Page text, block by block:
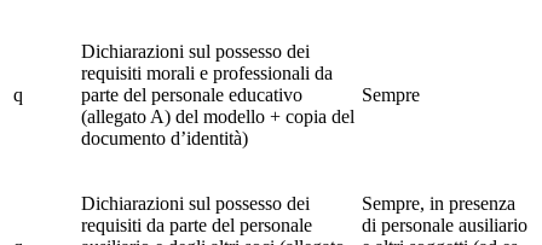
q
Dichiarazioni sul possesso dei
requisiti morali e professionali da
parte del personale educativo
(allegato A) del modello + copia del
documento d’identità)
Sempre
Dichiarazioni sul possesso dei
requisiti da parte del personale
Sempre, in presenza
di personale ausiliario